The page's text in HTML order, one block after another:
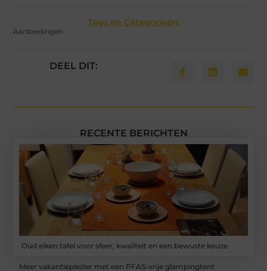
Tags en Categorieën:
Aanbiedingen
DEEL DIT:
RECENTE BERICHTEN
Oud eiken tafel voor sfeer, kwaliteit en een bewuste keuze
Meer vakantieplezier met een PFAS-vrije glampingtent